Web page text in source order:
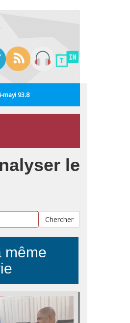
mayi 93.8
le
Chercher
même